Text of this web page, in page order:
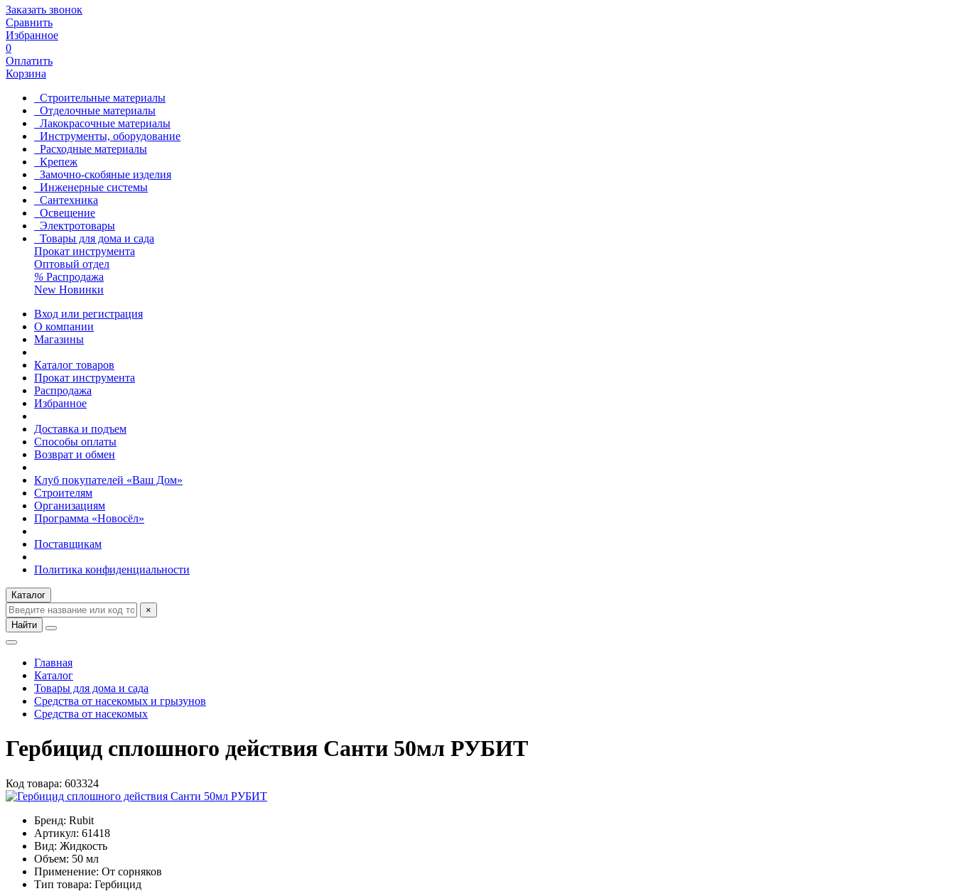
Заказать звонок
Сравнить
Избранное
0
Оплатить
Корзина
Строительные материалы
Отделочные материалы
Лакокрасочные материалы
Инструменты, оборудование
Расходные материалы
Крепеж
Замочно-скобяные изделия
Инженерные системы
Сантехника
Освещение
Электротовары
Товары для дома и сада
Прокат инструмента
Оптовый отдел
% Распродажа
New Новинки
Вход или регистрация
О компании
Магазины
Каталог товаров
Прокат инструмента
Распродажа
Избранное
Доставка и подъем
Способы оплаты
Возврат и обмен
Клуб покупателей «Ваш Дом»
Строителям
Организациям
Программа «Новосёл»
Поставщикам
Политика конфиденциальности
Каталог
×
Найти
Главная
Каталог
Товары для дома и сада
Средства от насекомых и грызунов
Средства от насекомых
Гербицид сплошного действия Санти 50мл РУБИТ
Код товара: 603324
Бренд: Rubit
Артикул: 61418
Вид: Жидкость
Объем: 50 мл
Применение: От сорняков
Тип товара: Гербицид